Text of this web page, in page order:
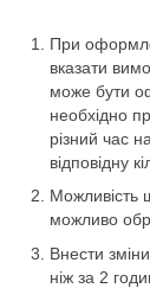
При
вказати
може бути
необхідно
різний час
відповідну
Можливість
можливо
Внести
ніж за 2